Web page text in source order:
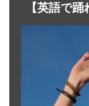
【英語で踊